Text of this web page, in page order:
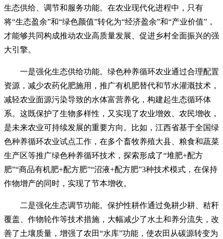
生态供给、调节和服务功能。在农业现代化进程中，只有
将“生态盈余”和“绿色颜值”转化为“经济盈余”和“产业价值”，
才能够共同构成推动农业高质量发展、促进乡村全面振兴的强
大引擎。
一是强化生态供给功能。绿色种养循环农业通过合理配置
资源，减少农药化肥施用，推广有机肥替代和节水灌溉技术，
减轻农业面源污染导致的水体富营养化，构建起生态循环体
系。这既保护了生物多样性，又实现了农业增效、农民增收，
是未来农业可持续发展的重要方向。比如，江西省基于全国绿
色种养循环农业试点工作，在多个畜牧养殖大县、粮食和蔬菜
生产区等推广绿色种养循环技术，探索形成了“堆肥+配方
肥”“商品有机肥+配方肥”“沼液+配方肥”3种技术模式，在保持
作物增产的同时，实现了节本增收。
二是强化生态调节功能。保护性耕作通过免耕少耕、秸秆
覆盖、作物轮作等技术措施，大幅减少了水土和养分流失，改
善了土壤质量，增强了农田“水库”功能，使农田从碳源转变为